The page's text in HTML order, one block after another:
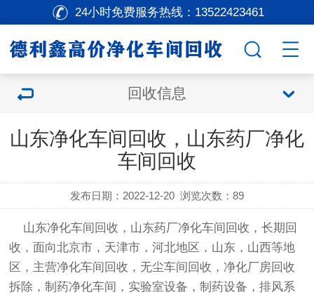
24小时免费服务热线： 13522423461
回收信息
山东净化车间回收，山东药厂净化
车间回收
发布日期：2022-12-20 浏览次数：89
山东净化车间回收 ，山东药厂净化车间回收 ，长期回
收，面向北京市，天津市，河北地区，山东，山西等地
区，主营净化车间回收 ， 无尘车间回收 ，净化厂房回收
拆除，制药净化车间，实验室设备，制药设备，排风系